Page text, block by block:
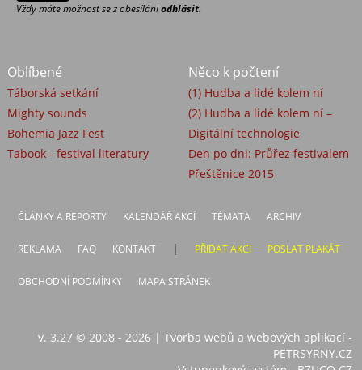
Vždy máte možnost se z obesílániodhlásit.
Oblíbené
Táborská setkání
Mighty sounds
Bohemia Jazz Fest
Tabook - festival literatury
Něco k počtení
(1) Hudba a lidé kolem ní
(2) Hudba a lidé kolem ní –
Digitální technologie
Den po dni: Průřez festivalem
Přeštěnice 2015
ČLÁNKY A REPORTY KALENDÁŘ AKCÍ TÉMATA ARCHIV
REKLAMA FAQ KONTAKT | PŘIDAT AKCI POSLAT PLAKÁT
OBCHODNÍ PODMÍNKY MAPA STRÁNEK
v. 3.27 © 2008 - 2026 | Tvorba webů a webových aplikací -
PETRSYRNY.CZ